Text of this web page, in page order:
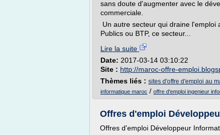
sans doute d'augmenter avec le
commerciale.
Un autre secteur qui draine l'emploi
Publics ou BTP, ce secteur...
Lire la suite
Date: 2017-03-14 03:10:22
Site : http://maroc-offre-
Thèmes liés : sites d'offre d'emploi au
informatique maroc / offre d'emploi ingenieur
Offres d'emploi
Offres d'emploi Développeur